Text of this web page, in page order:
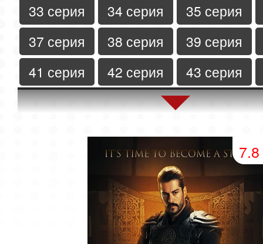
33 серия
34 серия
35 серия
37 серия
38 серия
39 серия
41 серия
42 серия
43 серия
45 серия
46 серия
47 серия
50 серия
51 серия
54 серия
55 серия
58 серия
59 серия
62 серия
63 серия
7.8